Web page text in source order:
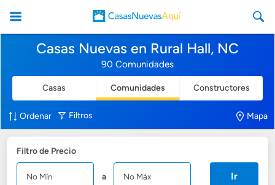
Casas Nuevas en Rural Hall, NC
90 Comunidades
Casas Comunidades Constructores
Ordenar Filtros Mapa
Filtro de Precio
a Ir